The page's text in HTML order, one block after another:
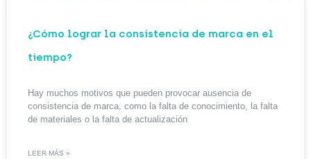
¿Cómo lograr la consistencia de marca en el
tiempo?
Hay muchos motivos que pueden provocar ausencia de
consistencia de marca, como la falta de conocimiento, la falta
de materiales o la falta de actualización
LEER MÁS »